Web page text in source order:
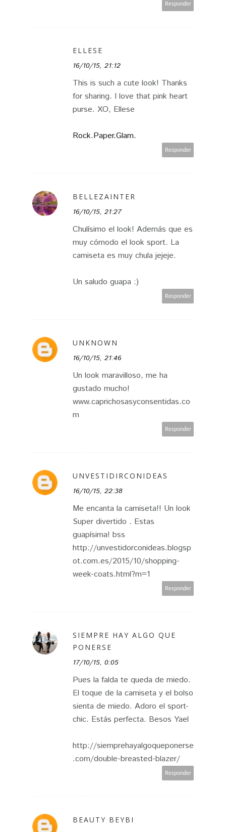
Responder
ELLESE
16/10/15, 21:12
This is such a cute look! Thanks
for sharing. I love that pink heart
purse. XO, Ellese
Rock.Paper.Glam.
Responder
BELLEZAINTER
16/10/15, 21:27
Chulísimo el look! Además que es
muy cómodo el look sport. La
camiseta es muy chula jejeje.
Un saludo guapa :)
Responder
UNKNOWN
16/10/15, 21:46
Un look maravilloso, me ha
gustado mucho!
www.caprichosasyconsentidas.co
m
Responder
UNVESTIDIRCONIDEAS
16/10/15, 22:38
Me encanta la camiseta!! Un look
Super divertido . Estas
guapísima! bss
http://unvestidorconideas.blogsp
ot.com.es/2015/10/shopping-
week-coats.html?m=1
Responder
SIEMPRE HAY ALGO QUE
PONERSE
17/10/15, 0:05
Pues la falda te queda de miedo.
El toque de la camiseta y el bolso
sienta de miedo. Adoro el sport-
chic. Estás perfecta. Besos Yael
http://siemprehayalgoqueponerse
.com/double-breasted-blazer/
Responder
BEAUTY BEYBI